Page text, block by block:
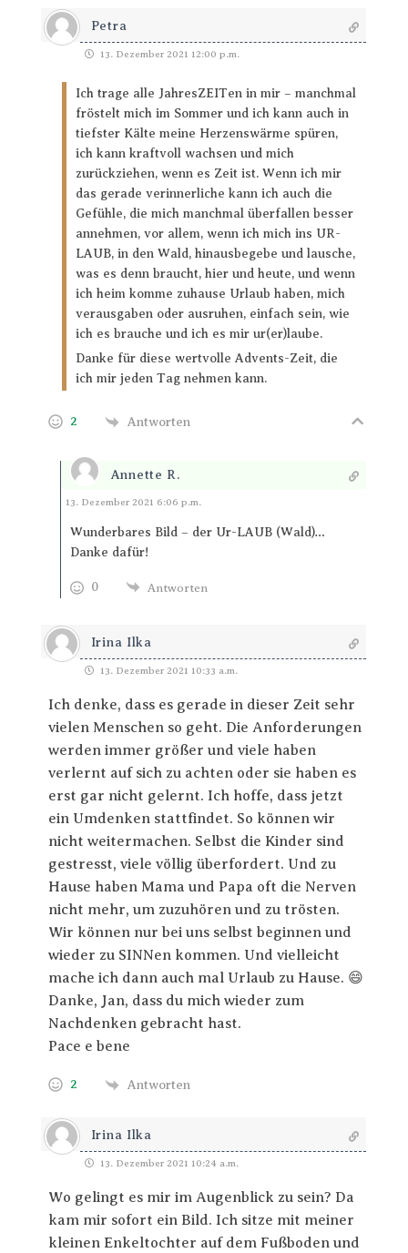
Petra
13. Dezember 2021 12:00 p.m.
Ich trage alle JahresZEITen in mir – manchmal
fröstelt mich im Sommer und ich kann auch in
tiefster Kälte meine Herzenswärme spüren,
ich kann kraftvoll wachsen und mich
zurückziehen, wenn es Zeit ist. Wenn ich mir
das gerade verinnerliche kann ich auch die
Gefühle, die mich manchmal überfallen besser
annehmen, vor allem, wenn ich mich ins UR-
LAUB, in den Wald, hinausbegebe und lausche,
was es denn braucht, hier und heute, und wenn
ich heim komme zuhause Urlaub haben, mich
verausgaben oder ausruhen, einfach sein, wie
ich es brauche und ich es mir ur(er)laube.
Danke für diese wertvolle Advents-Zeit, die
ich mir jeden Tag nehmen kann.
2 Antworten
Annette R.
Antworten
13. Dezember 2021 6:06 p.m.
Wunderbares Bild – der Ur-LAUB (Wald)…
Danke dafür!
0 Antworten
Irina Ilka
13. Dezember 2021 10:33 a.m.
Ich denke, dass es gerade in dieser Zeit sehr
vielen Menschen so geht. Die Anforderungen
werden immer größer und viele haben
verlernt auf sich zu achten oder sie haben es
erst gar nicht gelernt. Ich hoffe, dass jetzt
ein Umdenken stattfindet. So können wir
nicht weitermachen. Selbst die Kinder sind
gestresst, viele völlig überfordert. Und zu
Hause haben Mama und Papa oft die Nerven
nicht mehr, um zuzuhören und zu trösten.
Wir können nur bei uns selbst beginnen und
wieder zu SINNen kommen. Und vielleicht
mache ich dann auch mal Urlaub zu Hause. 😄
Danke, Jan, dass du mich wieder zum
Nachdenken gebracht hast.
Pace e bene
2 Antworten
Irina Ilka
13. Dezember 2021 10:24 a.m.
Wo gelingt es mir im Augenblick zu sein? Da
kam mir sofort ein Bild. Ich sitze mit meiner
kleinen Enkeltochter auf dem Fußboden und